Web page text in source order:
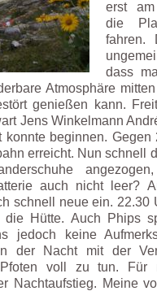
erst
die
fahren.
dass
Atmosphäre
genießen kann.
Jens Winkelmann
konnte beginnen. Gegen
erreicht. Nun schnell
angezogen,
auch nicht leer?
schnell neue ein. 22.30
die Hütte. Auch Phips
jedoch keine
der Nacht mit der
Pfoten voll zu tun. Für
Nachtaufstieg. Meine